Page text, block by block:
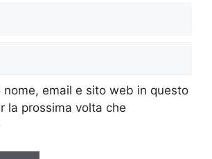
nome, email e sito web in questo
la prossima volta che